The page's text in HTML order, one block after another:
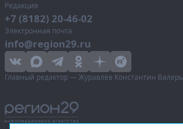
Редакция
+7 (8182) 20-46-02
Электронная почта
info@region29.ru
Главный редактор — Журавлёв Константин